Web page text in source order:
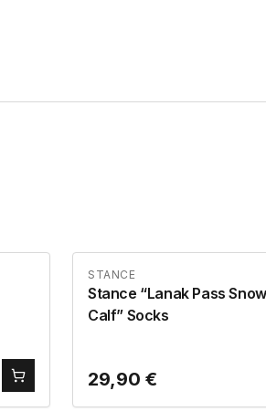
STANCE
Stance “Lanak Pass
Calf” Socks
29,90 €